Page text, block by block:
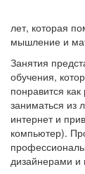
лет, которая
мышление и
Занятия
обучения,
понравится
заниматься из
интернет и
компьютер).
дизайнерами и